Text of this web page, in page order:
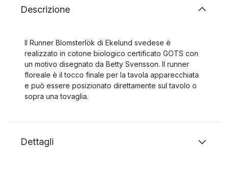
Descrizione
Il Runner Blomsterlök di Ekelund svedese è
realizzato in cotone biologico certificato GOTS con
un motivo disegnato da Betty Svensson. Il runner
floreale è il tocco finale per la tavola apparecchiata
e può essere posizionato direttamente sul tavolo o
sopra una tovaglia.
Dettagli